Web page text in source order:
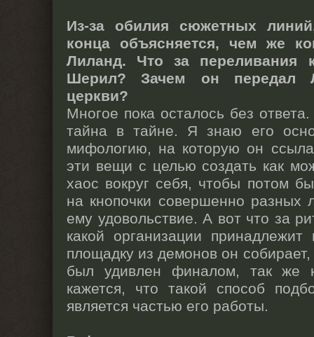
Из-за обилия сюжетных
конца объясняется, чем же
Лиланд. Что за переливания
Шерил? Зачем он передал
церкви?
Многое пока осталось без
тайна в тайне. Я знаю его
мифологию, на которую он
эти вещи с целью создать как
хаос вокруг себя, чтобы потом
на кнопочки совершенно разных
ему удовольствие. А вот что за
какой организации
площадку из демонов он собирает,
был удивлен финалом, так же
кажется, что такой способ
является частью его работы.